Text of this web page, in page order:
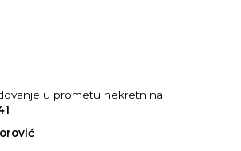
u prometu nekretnina